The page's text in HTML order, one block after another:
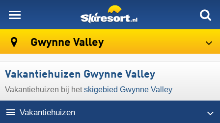
Gwynne Valley
Vakantiehuizen Gwynne Valley
Vakantiehuizen bij hetskigebied Gwynne Valley
Vakantiehuizen